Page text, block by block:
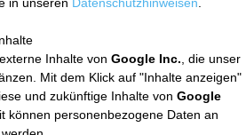
Inhalte von Google Inc. , die unser
Mit dem Klick auf "Inhalte anzeigen"
und zukünftige Inhalte von Google
können personenbezogene Daten an